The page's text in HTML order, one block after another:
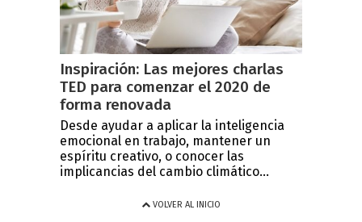
Inspiración: Las mejores charlas
TED para comenzar el 2020 de
forma renovada
Desde ayudar a aplicar la inteligencia
emocional en trabajo, mantener un
espíritu creativo, o conocer las
implicancias del cambio climático...
VOLVER AL INICIO